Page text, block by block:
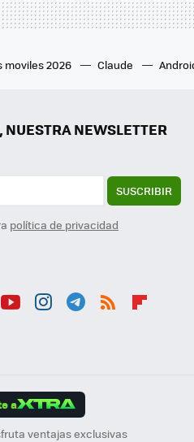
moviles 2026 Claude
NEWSLETTER
SUSCRIBIR
política de privacidad
a
ventajas exclusivas